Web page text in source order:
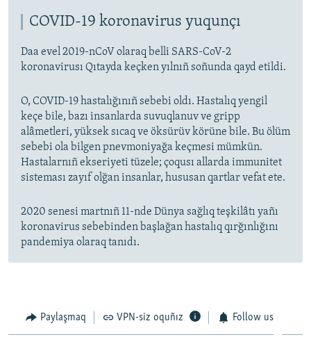
COVID-19 koronavirus yuqunçı
Daa evel 2019-nCoV olaraq belli SARS-CoV-2
koronavirusı Qıtayda keçken yılnıñ soñunda qayd etildi.
O, COVID-19 hastalığınıñ sebebi oldı. Hastalıq yengil
keçe bile, bazı insanlarda suvuqlanuv ve gripp
alâmetleri, yüksek sıcaq ve öksürüv körüne bile. Bu ölüm
sebebi ola bilgen pnevmoniyağa keçmesi mümkün.
Hastalarnıñ ekseriyeti tüzele; çoqusı allarda immunitet
sisteması zayıf olğan insanlar, hususan qartlar vefat ete.
2020 senesi martnıñ 11-nde Dünya sağlıq teşkilâtı yañı
koronavirus sebebinden başlağan hastalıq qırğınlığını
pandemiya olaraq tanıdı.
Paylaşmaq VPN-siz oquñız Follow us